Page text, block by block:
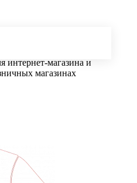
интернет-магазина и
магазинах